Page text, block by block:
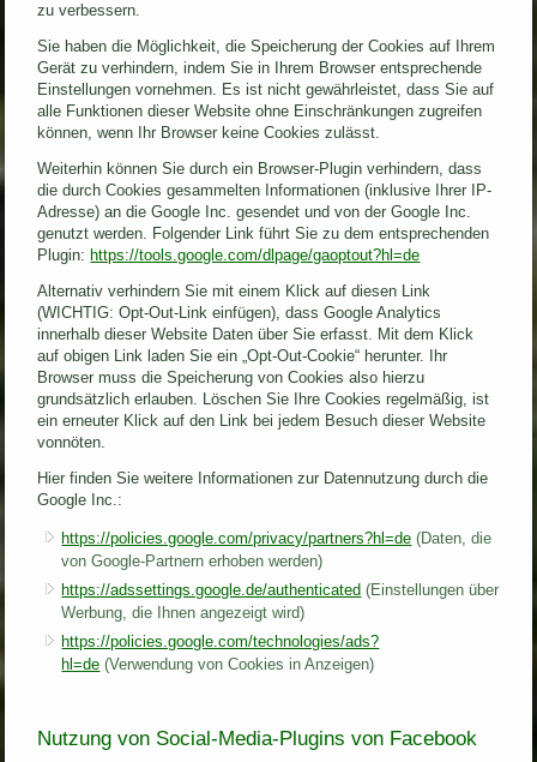
zu verbessern.
Sie haben die Möglichkeit, die Speicherung der Cookies auf Ihrem
Gerät zu verhindern, indem Sie in Ihrem Browser entsprechende
Einstellungen vornehmen. Es ist nicht gewährleistet, dass Sie auf
alle Funktionen dieser Website ohne Einschränkungen zugreifen
können, wenn Ihr Browser keine Cookies zulässt.
Weiterhin können Sie durch ein Browser-Plugin verhindern, dass
die durch Cookies gesammelten Informationen (inklusive Ihrer IP-
Adresse) an die Google Inc. gesendet und von der Google Inc.
genutzt werden. Folgender Link führt Sie zu dem entsprechenden
Plugin: https://tools.google.com/dlpage/gaoptout?hl=de
Alternativ verhindern Sie mit einem Klick auf diesen Link
(WICHTIG: Opt-Out-Link einfügen), dass Google Analytics
innerhalb dieser Website Daten über Sie erfasst. Mit dem Klick
auf obigen Link laden Sie ein „Opt-Out-Cookie“ herunter. Ihr
Browser muss die Speicherung von Cookies also hierzu
grundsätzlich erlauben. Löschen Sie Ihre Cookies regelmäßig, ist
ein erneuter Klick auf den Link bei jedem Besuch dieser Website
vonnöten.
Hier finden Sie weitere Informationen zur Datennutzung durch die
Google Inc.:
https://policies.google.com/privacy/partners?hl=de (Daten, die
von Google-Partnern erhoben werden)
https://adssettings.google.de/authenticated (Einstellungen über
Werbung, die Ihnen angezeigt wird)
https://policies.google.com/technologies/ads?
hl=de (Verwendung von Cookies in Anzeigen)
Nutzung von Social-Media-Plugins von Facebook